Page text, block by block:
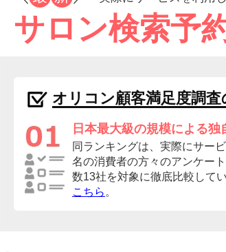
サロン検索予
オリコン顧客満足度調査
日本最大級の規模による独
同ランキングは、実際にサー
名の消費者の方々のアンケー
数13社を対象に徹底比較して
こちら 。